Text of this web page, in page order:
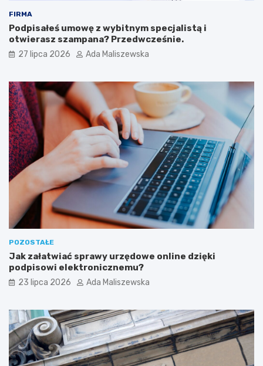
FIRMA
Podpisałeś umowę z wybitnym specjalistą i
otwierasz szampana? Przedwcześnie.
27 lipca 2026 Ada Maliszewska
POZOSTAŁE
Jak załatwiać sprawy urzędowe online dzięki
podpisowi elektronicznemu?
23 lipca 2026 Ada Maliszewska